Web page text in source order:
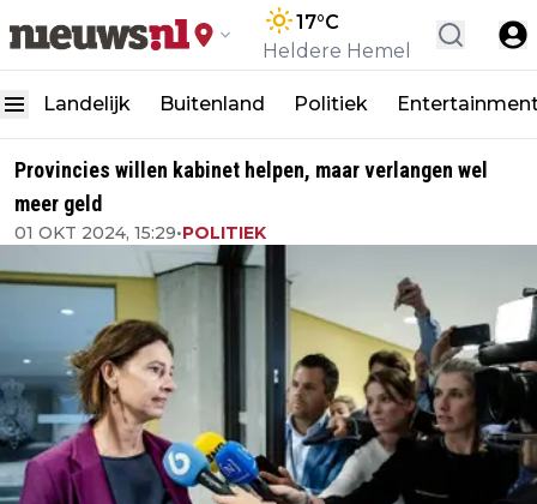
17°C
Heldere Hemel
Landelijk Buitenland Politiek
Provincies willen kabinet helpen, maar verlangen wel
meer geld
01 OKT 2024, 15:29•POLITIEK